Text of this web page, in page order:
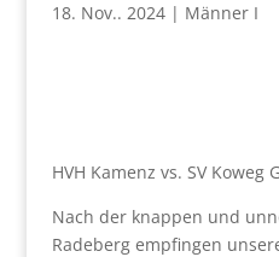
18. Nov.. 2024| Männer I
HVH Kamenz vs. SV Koweg
Nach der knappen und
Radeberg empfingen